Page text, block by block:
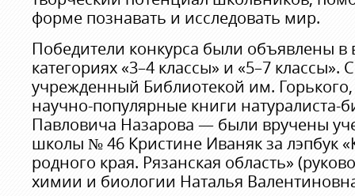
форме познавать и исследовать мир.
Победители конкурса были объявлены в
категориях «3–4 классы» и «5–7
учрежденный Библиотекой им.
научно-популярные книги натуралиста-
Павловича Назарова — были вручены
школы № 46 Кристине Иваняк за лэпбук
родного края. Рязанская область»
химии и биологии Наталья